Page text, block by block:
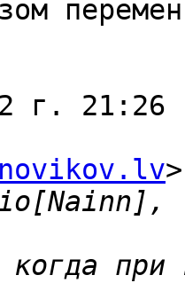
г. 21:26
при